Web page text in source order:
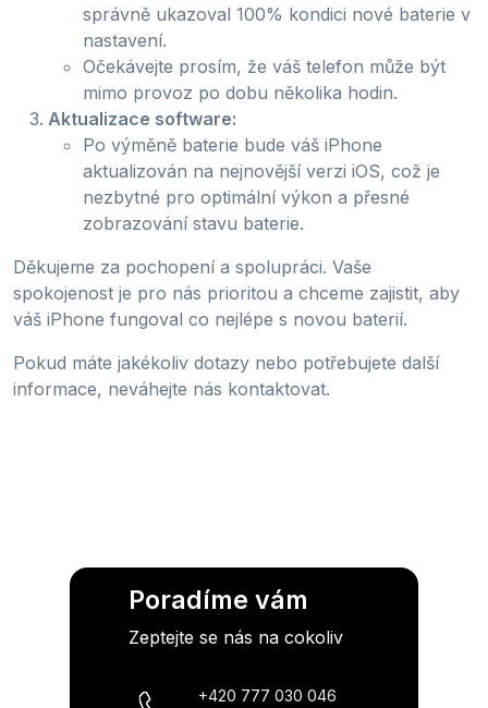
správně ukazoval 100% kondici nové baterie v
nastavení.
Očekávejte prosím, že váš telefon může být
mimo provoz po dobu několika hodin.
Aktualizace software:
Po výměně baterie bude váš iPhone
aktualizován na nejnovější verzi iOS, což je
nezbytné pro optimální výkon a přesné
zobrazování stavu baterie.
Děkujeme za pochopení a spolupráci. Vaše
spokojenost je pro nás prioritou a chceme zajistit, aby
váš iPhone fungoval co nejlépe s novou baterií.
Pokud máte jakékoliv dotazy nebo potřebujete další
informace, neváhejte nás kontaktovat.
Poradíme vám
Zeptejte se nás na cokoliv
+420 777 030 046